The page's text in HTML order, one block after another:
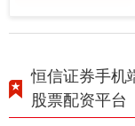
恒信证券手机
股票配资平台